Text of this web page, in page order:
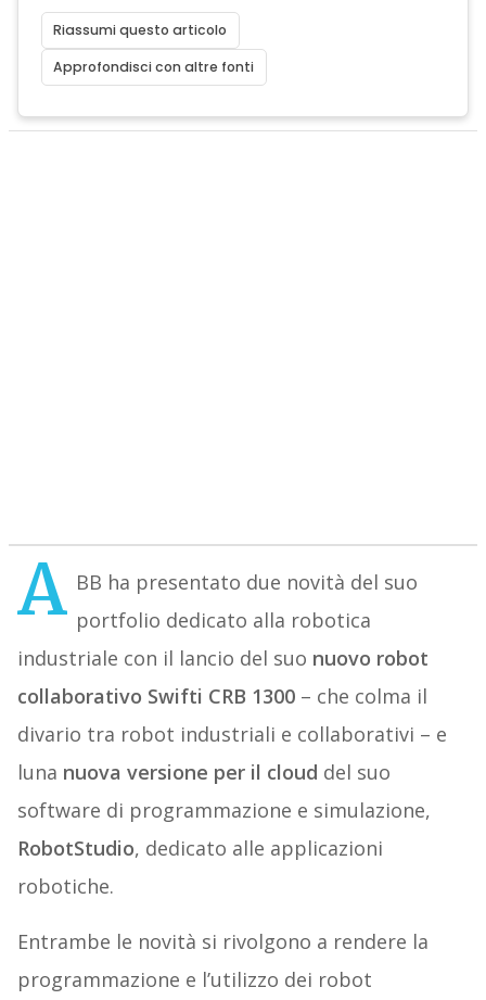
Riassumi questo articolo
Approfondisci con altre fonti
A BB ha presentato due novità del suo
portfolio dedicato alla robotica
industriale con il lancio del suo nuovo robot
collaborativo Swifti CRB 1300– che colma il
divario tra robot industriali e collaborativi – e
luna nuova versione per il cloud del suo
software di programmazione e simulazione,
RobotStudio, dedicato alle applicazioni
robotiche.
Entrambe le novità si rivolgono a rendere la
programmazione e l’utilizzo dei robot